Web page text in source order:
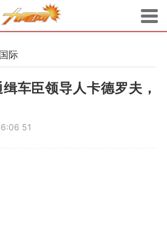
国际
车臣领导人卡德罗夫，
51